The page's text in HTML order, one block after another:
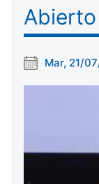
Abierto
Mar, 21/